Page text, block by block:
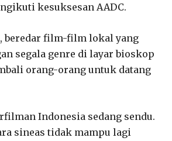
kesuksesan AADC.
beredar film-film lokal yang
segala genre di layar bioskop
orang-orang untuk datang
Indonesia sedang sendu.
sineas tidak mampu lagi